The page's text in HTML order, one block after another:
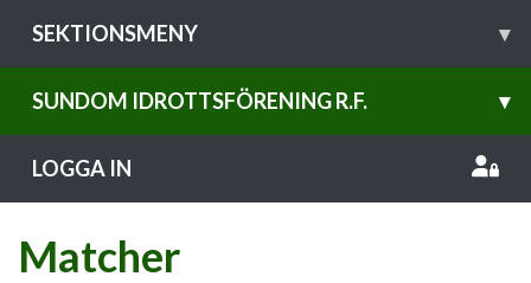
SEKTIONSMENY ▾
SUNDOM IDROTTSFÖRENING R.F. ▾
LOGGA IN
Matcher